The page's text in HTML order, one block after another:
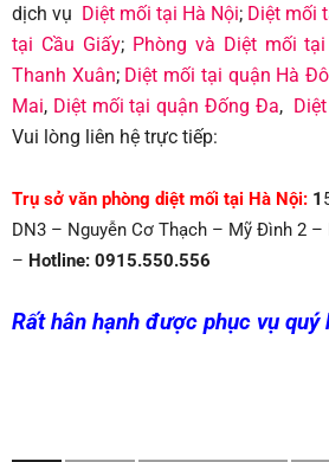
dịch vụ Diệt mối tại Hà Nội; Diệt mối
tại Cầu Giấy; Phòng và Diệt mối
Thanh Xuân; Diệt mối tại quận Hà
Mai, Diệt mối tại quận Đống Đa,
Vui lòng liên hệ trực tiếp:
Trụ sở văn phòng diệt mối tại Hà Nội: 1
DN3 – Nguyễn Cơ Thạch – Mỹ Đình 2
– Hotline: 0915.550.556
Rất hân hạnh được phục vụ quý